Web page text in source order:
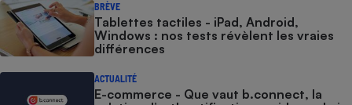
BRÈVE
Tablettes tactiles - iPad, Android,
Windows : nos tests révèlent les vraies
différences
ACTUALITÉ
E-commerce - Que vaut b.connect, la